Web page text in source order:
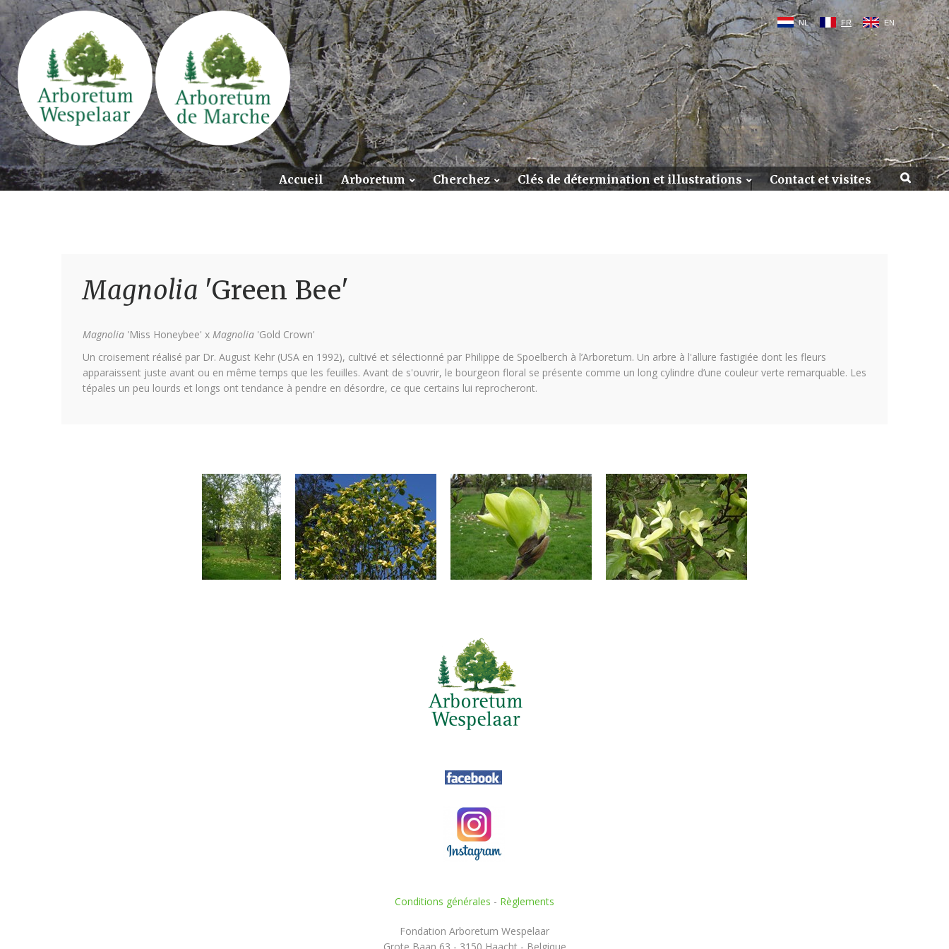
NL FR EN
Accueil Arboretum Cherchez Clés de détermination et illustrations Contact et visites
Magnolia 'Green Bee'
Magnolia 'Miss Honeybee' x Magnolia 'Gold Crown'
Un croisement réalisé par Dr. August Kehr (USA en 1992), cultivé et sélectionné par Philippe de Spoelberch à l’Arboretum. Un arbre à l'allure fastigiée dont les fleurs
apparaissent juste avant ou en même temps que les feuilles. Avant de s'ouvrir, le bourgeon floral se présente comme un long cylindre d’une couleur verte remarquable. Les
tépales un peu lourds et longs ont tendance à pendre en désordre, ce que certains lui reprocheront.
Conditions générales - Règlements
Fondation Arboretum Wespelaar